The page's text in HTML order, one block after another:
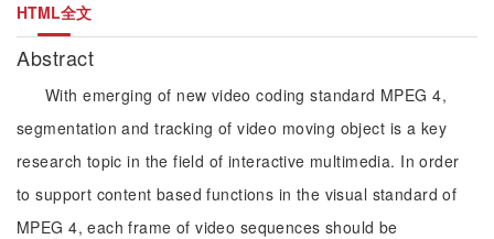
HTML全文
Abstract
With emerging of new video coding standard MPEG 4,
segmentation and tracking of video moving object is a key
research topic in the field of interactive multimedia. In order
to support content based functions in the visual standard of
MPEG 4, each frame of video sequences should be